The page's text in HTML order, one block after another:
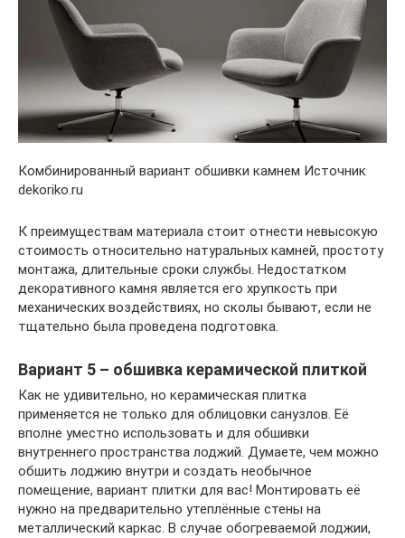
Комбинированный вариант обшивки камнем Источник
dekoriko.ru
К преимуществам материала стоит отнести невысокую
стоимость относительно натуральных камней, простоту
монтажа, длительные сроки службы. Недостатком
декоративного камня является его хрупкость при
механических воздействиях, но сколы бывают, если не
тщательно была проведена подготовка.
Вариант 5 – обшивка керамической плиткой
Как не удивительно, но керамическая плитка
применяется не только для облицовки санузлов. Её
вполне уместно использовать и для обшивки
внутреннего пространства лоджий. Думаете, чем можно
обшить лоджию внутри и создать необычное
помещение, вариант плитки для вас! Монтировать её
нужно на предварительно утеплённые стены на
металлический каркас. В случае обогреваемой лоджии,